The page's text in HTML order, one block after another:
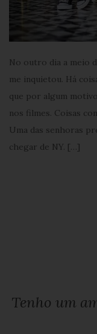
No outro dia a meio
me inquietou. Há
que por algum
nos filmes. Coisas
Uma das senhoras
chegar de NY. […]
Tenho um